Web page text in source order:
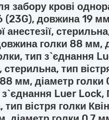
забору крові
(23G), довжина 19
анестезії,
голки 88 мм,
тип з`єднання
стерильна, тип
мм, діаметр голки
Luer Lock,
тип вістря голки